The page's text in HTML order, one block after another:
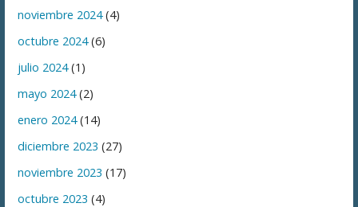
noviembre 2024(4)
octubre 2024(6)
julio 2024(1)
mayo 2024(2)
enero 2024(14)
diciembre 2023 (27)
noviembre 2023 (17)
octubre 2023 (4)